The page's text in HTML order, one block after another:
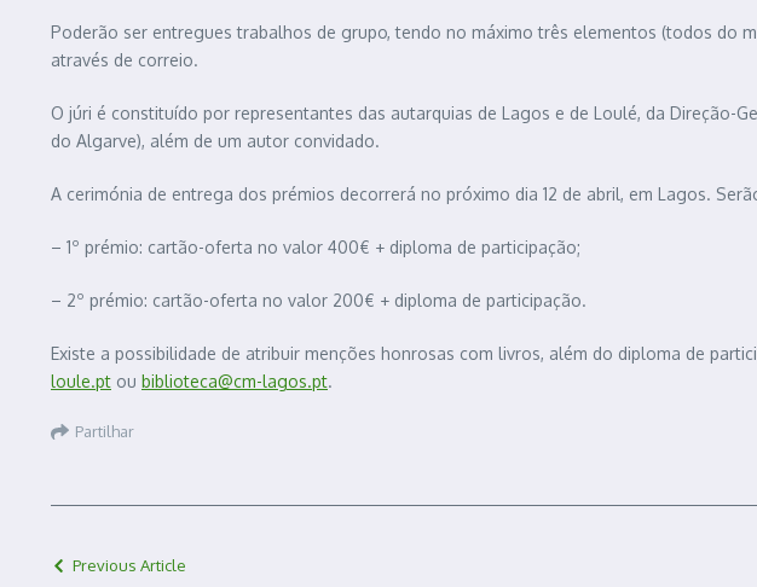
Poderão ser entregues trabalhos de grupo, tendo no máximo três elementos (todos do
através de correio.
O júri é constituído por representantes das autarquias de Lagos e de Loulé, da Direção-
do Algarve), além de um autor convidado.
A cerimónia de entrega dos prémios decorrerá no próximo dia 12 de abril, em Lagos.
– 1º prémio: cartão-oferta no valor 400€ + diploma de participação;
– 2º prémio: cartão-oferta no valor 200€ + diploma de participação.
Existe a possibilidade de atribuir menções honrosas com livros, além do diploma de
loule.pt ou biblioteca@cm-lagos.pt.
Partilhar
Previous Article